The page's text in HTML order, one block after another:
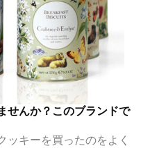
せんか？このブランドで
ッキーを買ったのをよく